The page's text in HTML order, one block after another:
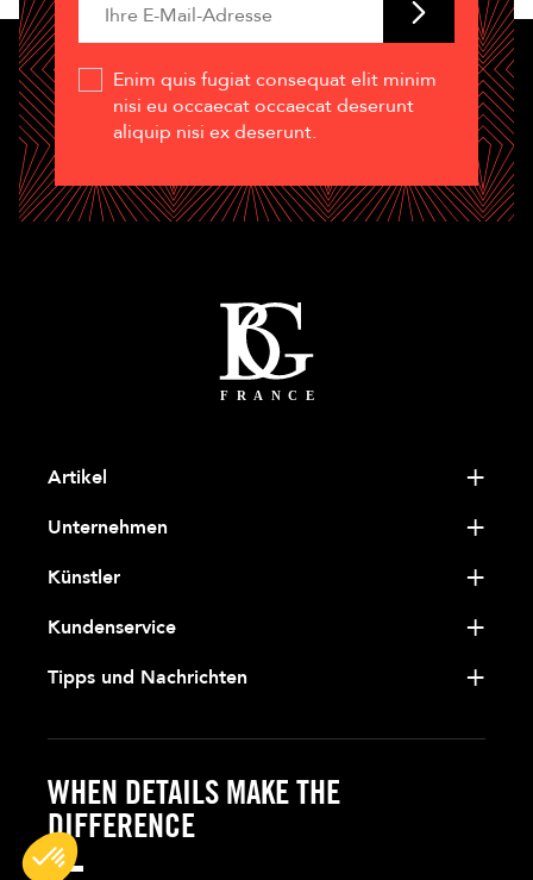
Enim quis fugiat consequat elit minim
nisi eu occaecat occaecat deserunt
aliquip nisi ex deserunt.
Artikel
Unternehmen
Künstler
Kundenservice
Tipps und Nachrichten
WHEN DETAILS MAKE THE
DIFFERENCE